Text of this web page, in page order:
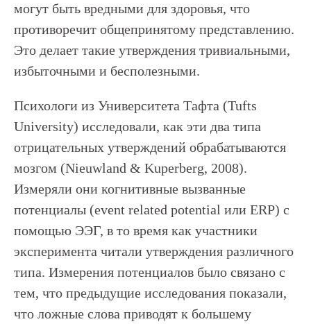
могут быть вредными для здоровья, что
противоречит общепринятому представлению.
Это делает такие утверждения тривиальными,
избыточными и бесполезными.
Психологи из Университета Тафта (Tufts
University) исследовали, как эти два типа
отрицательных утверждений обрабатываются
мозгом (Nieuwland & Kuperberg, 2008).
Измеряли они когнитивные вызванные
потенциалы (event related potential или ERP) с
помощью ЭЭГ, в то время как участники
эксперимента читали утверждения различного
типа. Измерения потенциалов было связано с
тем, что предыдущие исследования показали,
что ложные слова приводят к большему